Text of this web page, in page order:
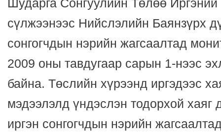
Шударга Сонгуулийн Төлөө
сүлжээнээс Нийслэлийн Баянзүрх
сонгогчдын нэрийн жагсаалтад
2009 оны тавдугаар сарын 1-нээс
байна. Төслийн хүрээнд иргэдээс
мэдээлэлд үндэслэн тодорхой хаяг
иргэн сонгогчдын нэрийн